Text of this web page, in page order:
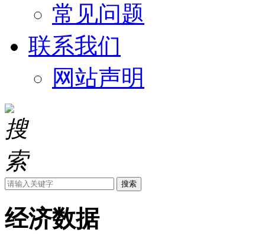
常见问题
联系我们
网站声明
搜索
经济数据